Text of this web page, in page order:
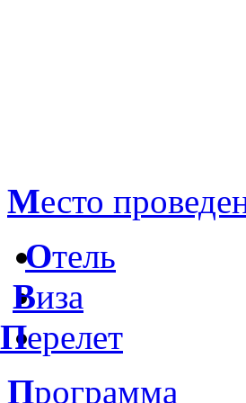
Место
Отель
Виза
Перелет
Программа